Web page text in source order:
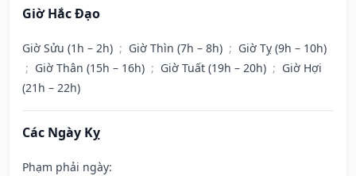
Giờ Hắc Đạo
Giờ Sửu (1h – 2h) ; Giờ Thìn (7h – 8h) ; Giờ Tỵ (9h – 10h)
; Giờ Thân (15h – 16h) ; Giờ Tuất (19h – 20h) ; Giờ Hợi
(21h – 22h)
Các Ngày Kỵ
Phạm phải ngày: